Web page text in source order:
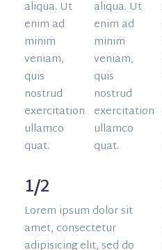
aliqua. Ut
enim ad
minim
veniam,
quis
nostrud
exercitation
ullamco
quat.
aliqua. Ut
enim ad
minim
veniam,
quis
nostrud
exercitation
ullamco
quat.
1/2
Lorem ipsum dolor sit
amet, consectetur
adipisicing elit, sed do